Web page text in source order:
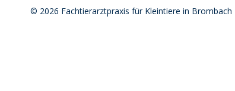
© 2026 Fachtierarztpraxis für Kleintiere in Brombach